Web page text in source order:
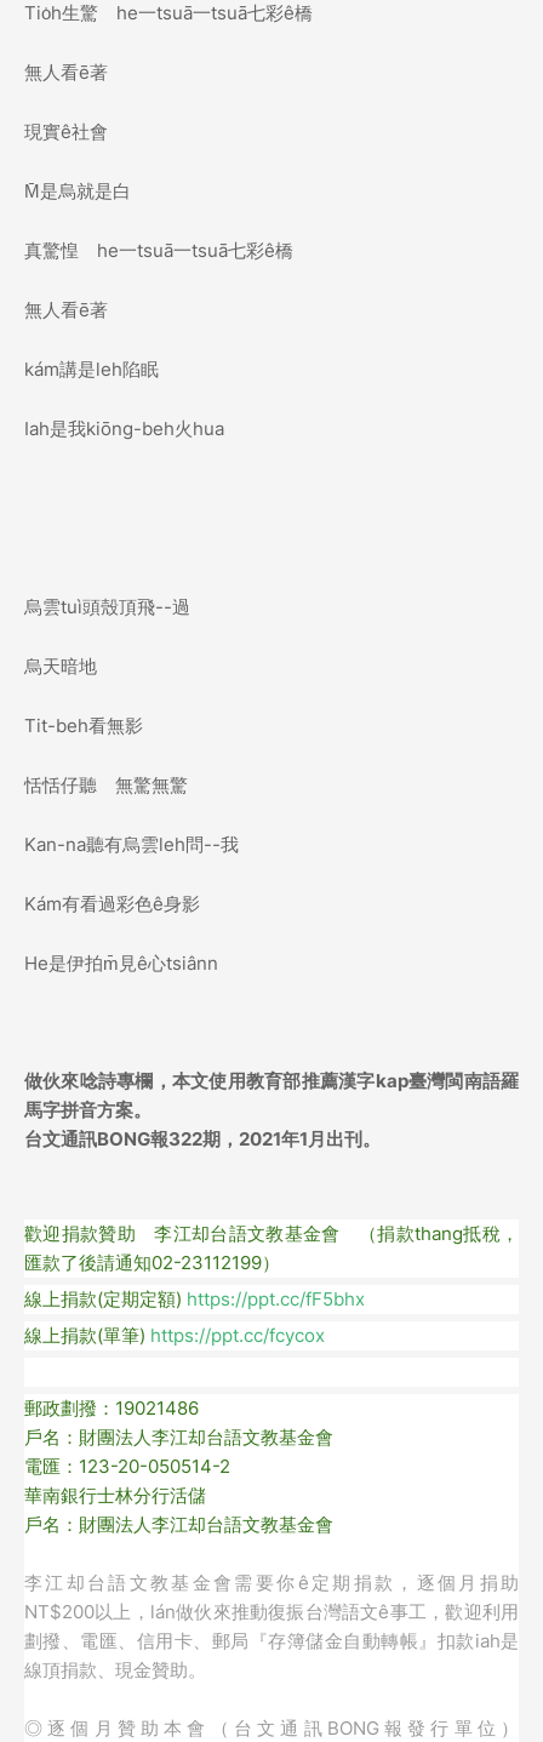
Tio̍h生驚 he一tsuā一tsuā七彩ê橋
無人看ē著
現實ê社會
M̄是烏就是白
真驚惶 he一tsuā一tsuā七彩ê橋
無人看ē著
kám講是leh陷眠
Iah是我kiōng-beh火hua
烏雲tuì頭殼頂飛--過
烏天暗地
Tit-beh看無影
恬恬仔聽 無驚無驚
Kan-na聽有烏雲leh問--我
Kám有看過彩色ê身影
He是伊拍m̄見ê心tsiânn
做伙來唸詩專欄， 本文使用教育部推薦漢字kap臺灣閩南語羅
馬字拼音方案。
台文通訊BONG報322期，2021年1月出刊。
歡迎捐款贊助 李江却台語文教基金會 （捐款thang抵稅，
匯款了後請通知02-23112199）
線上捐款(定期定額) https://ppt.cc/fF5bhx
線上捐款(單筆) https://ppt.cc/fcycox
郵政劃撥：19021486
戶名：財團法人李江却台語文教基金會
電匯：123-20-050514-2
華南銀行士林分行活儲
戶名：財團法人李江却台語文教基金會
李江却台語文教基金會需要你ê定期捐款，逐個月捐助
NT$200以上，lán做伙來推動復振台灣語文ê事工，歡迎利用
劃撥、電匯、信用卡、郵局『存簿儲金自動轉帳』扣款iah是
線頂捐款、現金贊助。
◎逐個月贊助本會（台文通訊BONG報發行單位）